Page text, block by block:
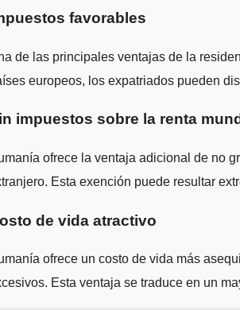
favorables
de las principales ventajas de la
europeos, los expatriados pueden
impuestos sobre la renta
ofrece la ventaja adicional de no
Esta exención puede resultar
de vida atractivo
ofrece un costo de vida más
Esta ventaja se traduce en un